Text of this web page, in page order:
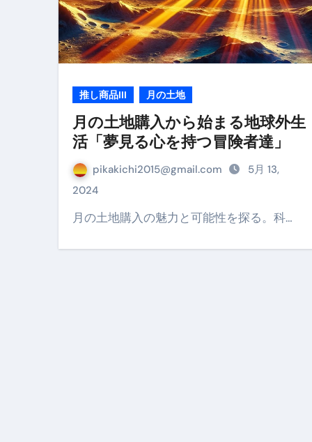
【輸入消費税】輸入に消費税は
この動画は国にすぐ消されま
意外にありえる？日経平均
アフィリエイト【稼げるキーワ
【必見】融資受けるなら”コレ”
弁護士が教える「投資詐欺」
【2023年最新】金融ブラック
個人事業主は銀行から融資を受
推し商品III 月の土地
月の土地購入から始まる地球外生
活「夢見る心を持つ冒険者達」
pikakichi2015@gmail.com
5月 13,
2024
月の土地購入の魅力と可能性を探る。科…